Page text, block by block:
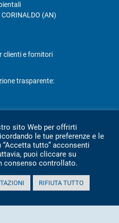
(AN)
clienti e fornitori
trasparente:
sito Web per offrirti
le tue preferenze e le
tutto” acconsenti
puoi cliccare su
consenso controllato.
RIFIUTA TUTTO